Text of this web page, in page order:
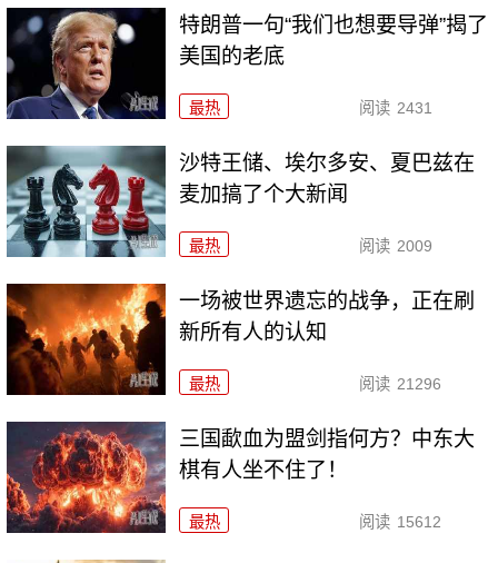
特朗普一句“我们也想要导弹”揭了
美国的老底
最热 阅读 2431
沙特王储、埃尔多安、夏巴兹在
麦加搞了个大新闻
最热 阅读 2009
一场被世界遗忘的战争，正在刷
新所有人的认知
最热 阅读 21296
三国歃血为盟剑指何方？中东大
棋有人坐不住了！
最热 阅读 15612